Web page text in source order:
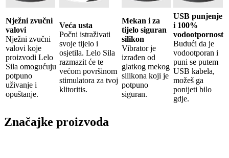
Nježni zvučni
valovi
Nježni zvučni
valovi koje
proizvodi Lelo
Sila omogućuju
potpuno
uživanje i
opuštanje.
Veća usta
Počni istraživati ​​
svoje tijelo i
osjetila. Lelo Sila
razmazit će te
većom površinom
stimulatora za tvoj
klitoritis.
Mekan i za
tijelo siguran
silikon
Vibrator je
izrađen od
glatkog mekog
silikona koji je
potpuno
siguran.
USB punjenje
i 100%
vodootpornost
Budući da je
vodootporan i
puni se putem
USB kabela,
možeš ga
ponijeti bilo
gdje.
Značajke proizvoda